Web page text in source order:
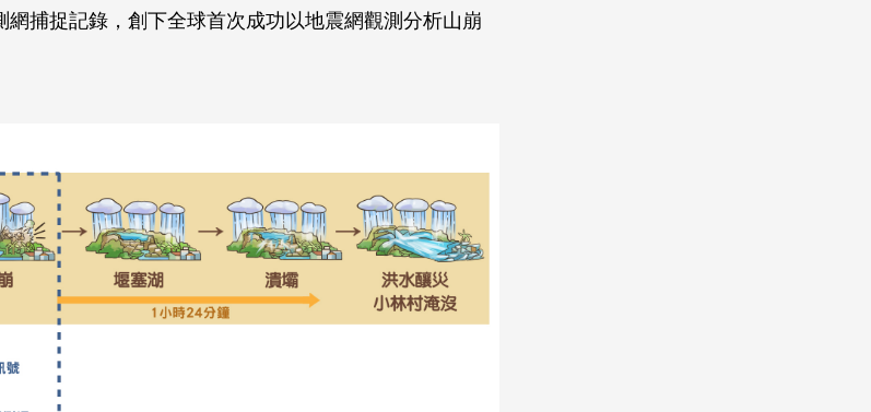
網捕捉記錄，創下全球首次成功以地震網觀測分析山崩